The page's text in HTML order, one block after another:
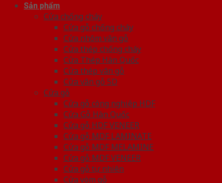
Sản phẩm
Cửa chống cháy
Cửa gỗ chống cháy
Cửa nhôm vân gỗ
Cửa thép chống cháy
Cửa Thép Hàn Quốc
Cửa thép vân gỗ
Cửa vân gỗ 5D
Cửa gỗ
Cửa gỗ công nghiệp HDF
Cửa Gỗ Hàn Quốc
Cửa gỗ HDF VENEER
Cửa gỗ MDF LAMINATE
Cửa gỗ MDF MELAMINE
Cửa gỗ MDF VENEER
Cửa gỗ tự nhiên
Cửa vòm gỗ